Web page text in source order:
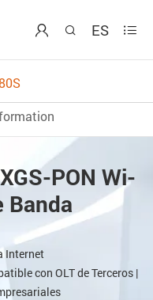
  ES 
PON Wi-
Banda
Internet
con OLT de Terceros |